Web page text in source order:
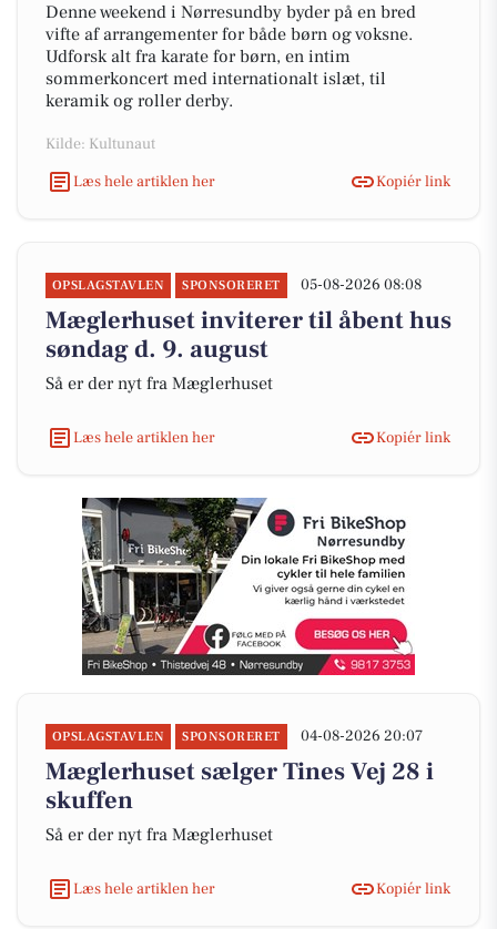
Denne weekend i Nørresundby byder på en bred
vifte af arrangementer for både børn og voksne.
Udforsk alt fra karate for børn, en intim
sommerkoncert med internationalt islæt, til
keramik og roller derby.
Kilde: Kultunaut
Læs hele artiklen her
Kopiér link
OPSLAGSTAVLEN SPONSORERET 05-08-2026 08:08
Mæglerhuset inviterer til åbent hus
søndag d. 9. august
Så er der nyt fra Mæglerhuset
Læs hele artiklen her Kopiér link
OPSLAGSTAVLEN SPONSORERET 04-08-2026 20:07
Mæglerhuset sælger Tines Vej 28 i
skuffen
Så er der nyt fra Mæglerhuset
Læs hele artiklen her Kopiér link